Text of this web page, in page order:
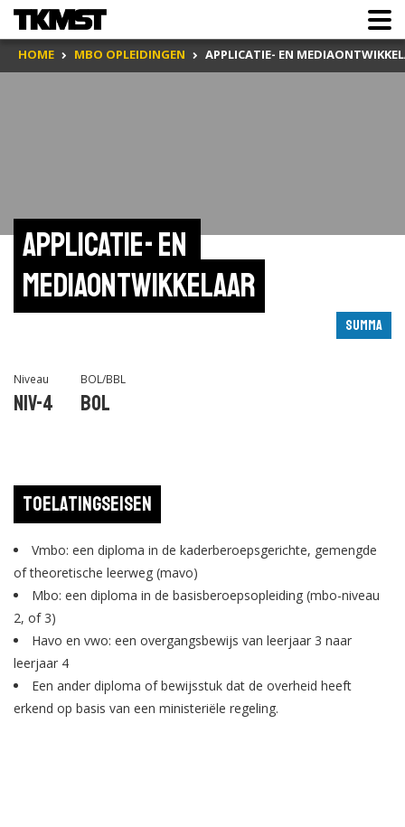
HOME MBO OPLEIDINGEN APPLICATIE- EN
Applicatie- en
mediaontwikkelaar
Summa
Niveau
Niv-4
BOL/BBL
BOL
Toelatingseisen
Vmbo: een diploma in de kaderberoepsgerichte, gemengde
of theoretische leerweg (mavo)
Mbo: een diploma in de basisberoepsopleiding (mbo-niveau
2, of 3)
Havo en vwo: een overgangsbewijs van leerjaar 3 naar
leerjaar 4
Een ander diploma of bewijsstuk dat de overheid heeft
erkend op basis van een ministeriële regeling.